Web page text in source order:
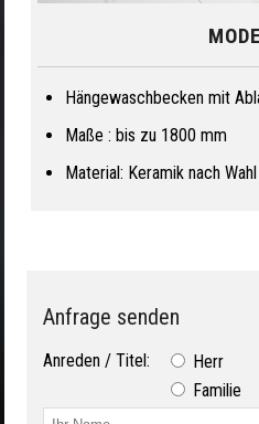
Hängewaschbecken mit
Maße : bis zu 1800 mm
Material: Keramik nach
Anfrage senden
Anreden / Titel: Herr
Familie